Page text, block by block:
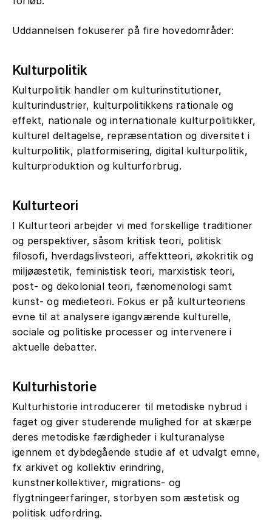
Uddannelsen fokuserer på fire hovedområder:
Kulturpolitik
Kulturpolitik handler om kulturinstitutioner,
kulturindustrier, kulturpolitikkens rationale og
effekt, nationale og internationale kulturpolitikker,
kulturel deltagelse, repræsentation og diversitet i
kulturpolitik, platformisering, digital kulturpolitik,
kulturproduktion og kulturforbrug.
Kulturteori
I Kulturteori arbejder vi med forskellige traditioner
og perspektiver, såsom kritisk teori, politisk
filosofi, hverdagslivsteori, affektteori, økokritik og
miljøæstetik, feministisk teori, marxistisk teori,
post- og dekolonial teori, fænomenologi samt
kunst- og medieteori. Fokus er på kulturteoriens
evne til at analysere igangværende kulturelle,
sociale og politiske processer og intervenere i
aktuelle debatter.
Kulturhistorie
Kulturhistorie introducerer til metodiske nybrud i
faget og giver studerende mulighed for at skærpe
deres metodiske færdigheder i kulturanalyse
igennem et dybdegående studie af et udvalgt emne,
fx arkivet og kollektiv erindring,
kunstnerkollektiver, migrations- og
flygtningeerfaringer, storbyen som æstetisk og
politisk udfordring.